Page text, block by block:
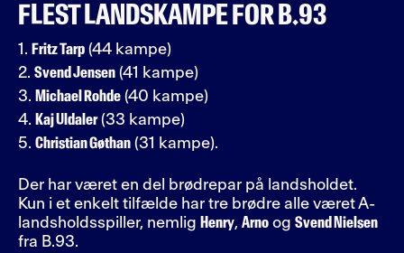
FLEST LANDSKAMPE FOR B.93
Fritz Tarp (44 kampe)
Svend Jensen (41 kampe)
Michael Rohde (40 kampe)
Kaj Uldaler(33 kampe)
Christian Gøthan (31 kampe).
Der har været en del brødrepar på landsholdet.
Kun i et enkelt tilfælde har tre brødre alle været A-
landsholdsspiller, nemlig Henry, Arno og Svend Nielsen
fra B.93.